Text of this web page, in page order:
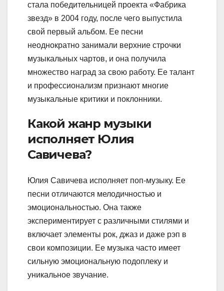
стала победительницей проекта «Фабрика
звезд» в 2004 году, после чего выпустила
свой первый альбом. Ее песни
неоднократно занимали верхние строчки
музыкальных чартов, и она получила
множество наград за свою работу. Ее талант
и профессионализм признают многие
музыкальные критики и поклонники.
Какой жанр музыки
исполняет Юлия
Савичева?
Юлия Савичева исполняет поп-музыку. Ее
песни отличаются мелодичностью и
эмоциональностью. Она также
экспериментирует с различными стилями и
включает элементы рок, джаз и даже рэп в
свои композиции. Ее музыка часто имеет
сильную эмоциональную подоплеку и
уникальное звучание.